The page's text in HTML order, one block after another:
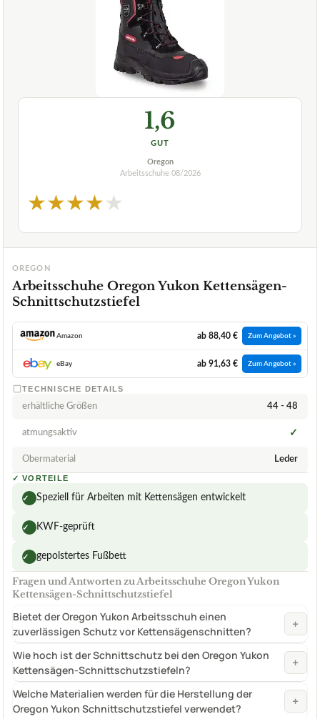
1,6
GUT
Oregon
Arbeitsschuhe 08/2026
★★★★★
OREGON
Arbeitsschuhe Oregon Yukon Kettensägen-
Schnittschutzstiefel
Amazon ab 88,40 € Zum Angebot »
eBay ab 91,63 € Zum Angebot »
TECHNISCHE DETAILS
erhältliche Größen 44 - 48
atmungsaktiv ✓
Obermaterial Leder
✓ VORTEILE
✓ Speziell für Arbeiten mit Kettensägen entwickelt
✓ KWF-geprüft
✓ gepolstertes Fußbett
Fragen und Antworten zu Arbeitsschuhe Oregon Yukon
Kettensägen-Schnittschutzstiefel
Bietet der Oregon Yukon Arbeitsschuh einen
zuverlässigen Schutz vor Kettensägenschnitten?
+
Wie hoch ist der Schnittschutz bei den Oregon Yukon
Kettensägen-Schnittschutzstiefeln?
+
Welche Materialien werden für die Herstellung der
Oregon Yukon Schnittschutzstiefel verwendet?
+